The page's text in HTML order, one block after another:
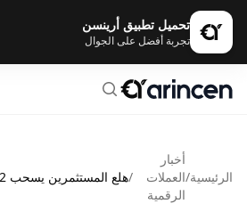
تحميل تطبيق أرينسن
تجربة أفضل على الجوال
الرئيسية/
أخبار
العملات
الرقمية
/